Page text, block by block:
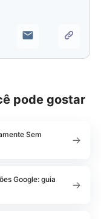
pode gostar
Sem
Google: guia